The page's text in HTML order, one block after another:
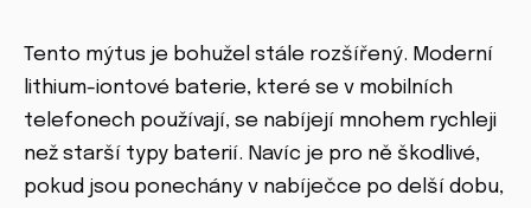
Tento mýtus je bohužel stále rozšířený. Moderní
lithium-iontové baterie, které se v mobilních
telefonech používají, se nabíjejí mnohem rychleji
než starší typy baterií. Navíc je pro ně škodlivé,
pokud jsou ponechány v nabíječce po delší dobu,